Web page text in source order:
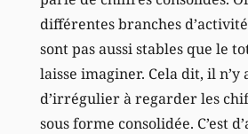
différentes branches
sont pas aussi stables que le
laisse imaginer. Cela dit, il n’y
d’irrégulier à regarder les
sous forme consolidée. C’est